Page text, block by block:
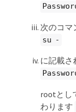
次のコマ
su -
に記載さ
rootとし
わります